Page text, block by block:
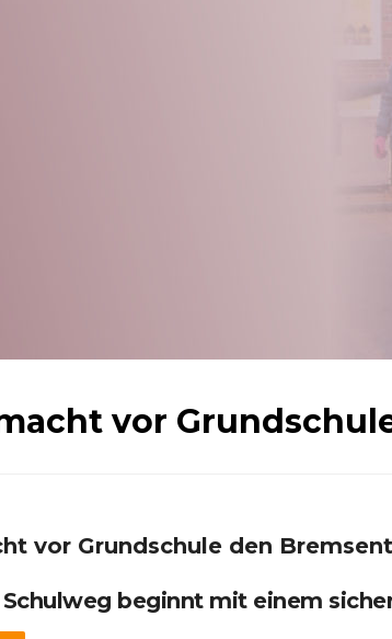
vor
vor Grundschule den
Schulweg beginnt mit einem